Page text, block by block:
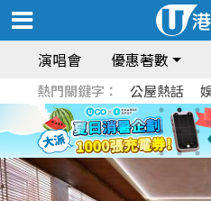
演唱會 優惠著數
熱門關鍵字： 公屋熱話